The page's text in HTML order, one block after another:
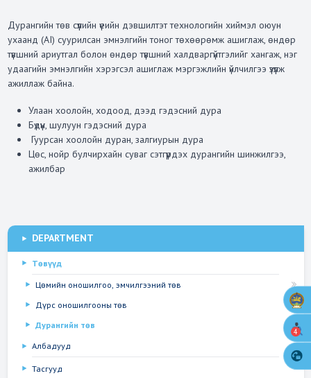
Дурангийн төв сүүлийн үеийн дэвшилтэт технологийн хиймэл оюун
ухаанд (AI) суурилсан эмнэлгийн тоног төхөөрөмж ашиглаж, өндөр
түвшний ариутгал болон өндөр түвшний халдваргүйтгэлийг хангаж, нэг
удаагийн эмнэлгийн хэрэгсэл ашиглаж мэргэжлийн үйлчилгээ үзүүлж
ажиллаж байна.
Улаан хоолойн, ходоод, дээд гэдэсний дура
Бүдүүн, шулуун гэдэсний дура
Гуурсан хоолойн дуран, залгиурын дура
Цөс, нойр булчирхайн суваг сэтгүүрдэх дурангийн шинжилгээ,
ажилбар
DEPARTMENT
Төвүүд
Цөмийн оношилгоо, эмчилгээний төв
Дүрс оношилгооны төв
Дурангийн төв
Албадууд
Тасгууд
4